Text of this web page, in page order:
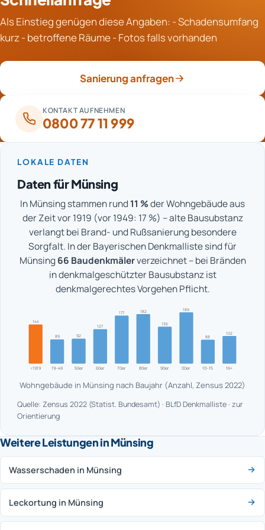
begrenzt den Schadenumfang daher spürbar.
Großflächige Objekte erfordern mehr Abschottungen,
längere Transportwege und eine gestaffelte
Bearbeitung. Auch die Zahl gleichzeitig nutzbarer
Begehung in die Zeitplanung ein.
Als Einstieg genügen diese Angaben: - Schadensumfang
kurz - betroffene Räume - Fotos falls vorhanden
Sanierung anfragen
KONTAKT AUFNEHMEN
0800 77 11 999
LOKALE DATEN
Daten für Münsing
In Münsing stammen rund 11 %der Wohngebäude aus
der Zeit vor 1919 (vor 1949: 17 %) – alte Bausubstanz
verlangt bei Brand- und Rußsanierung besondere
Sorgfalt. In der Bayerischen Denkmalliste sind für
Münsing 66 Baudenkmälerverzeichnet – bei Bränden
in denkmalgeschützter Bausubstanz ist
denkmalgerechtes Vorgehen Pflicht.
<1919
144
19–49
89
50er
92
60er
127
70er
177
80er
182
90er
136
00er
189
10–15
88
16+
102
Wohngebäude in Münsing nach Baujahr (Anzahl, Zensus 2022)
Quelle: Zensus 2022 (Statist. Bundesamt) · BLfD Denkmalliste · zur
Orientierung
Weitere Leistungen in Münsing
Wasserschaden in Münsing
Leckortung in Münsing